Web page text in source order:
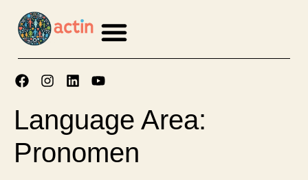
springen
Language Area:
Pronomen